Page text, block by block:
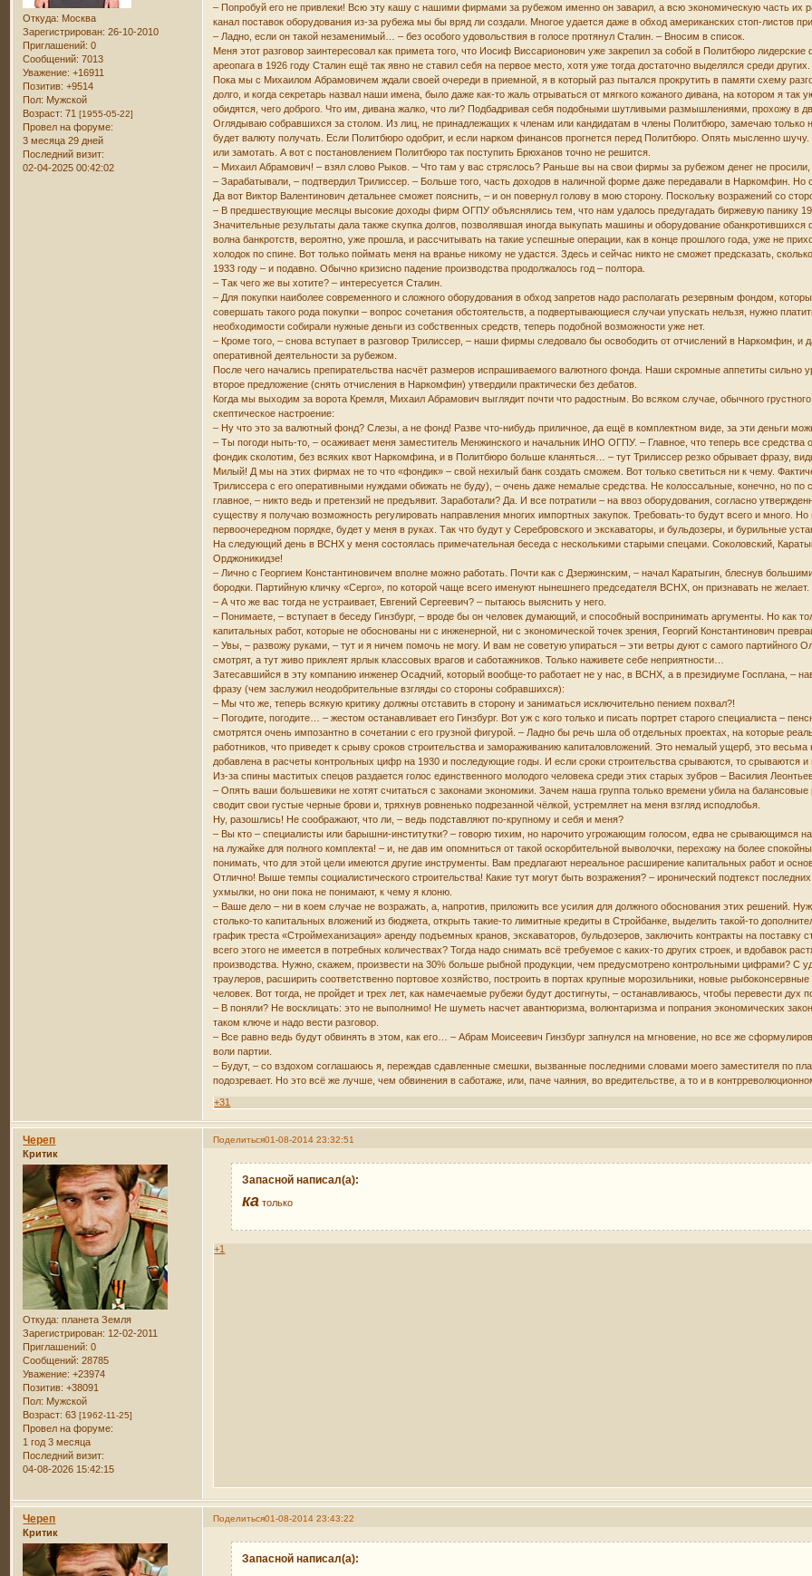
Откуда: Москва
Зарегистрирован: 26-10-2010
Приглашений: 0
Сообщений: 7013
Уважение: +16911
Позитив: +9514
Пол: Мужской
Возраст: 71[1955-05-22]
Провел на форуме:
3 месяца 29 дней
Последний визит:
02-04-2025 00:42:02
– Попробуй его не привлеки! Всю эту кашу с нашими фирмами за рубежом именно он заварил, а всю экономическую часть их
канал поставок оборудования из-за рубежа мы бы вряд ли создали. Многое удается даже в обход американских стоп-листов
– Ладно, если он такой незаменимый… – без особого удовольствия в голосе протянул Сталин. – Вносим в список.
Меня этот разговор заинтересовал как примета того, что Иосиф Виссарионович уже закрепил за собой в Политбюро
ареопага в 1926 году Сталин ещё так явно не ставил себя на первое место, хотя уже тогда достаточно выделялся среди
Пока мы с Михаилом Абрамовичем ждали своей очереди в приемной, я в который раз пытался прокрутить в памяти схему
долго, и когда секретарь назвал наши имена, было даже как-то жаль отрываться от мягкого кожаного дивана, на котором я
обидятся, чего доброго. Что им, дивана жалко, что ли? Подбадривая себя подобными шутливыми размышлениями, прохожу в
Оглядываю собравшихся за столом. Из лиц, не принадлежащих к членам или кандидатам в члены Политбюро, замечаю
будет валюту получать. Если Политбюро одобрит, и если нарком финансов прогнется перед Политбюро. Опять мысленно
или замотать. А вот с постановлением Политбюро так поступить Брюханов точно не решится.
– Михаил Абрамович! – взял слово Рыков. – Что там у вас стряслось? Раньше вы на свои фирмы за рубежом денег не
– Зарабатывали, – подтвердил Трилиссер. – Больше того, часть доходов в наличной форме даже передавали в Наркомфин. Но
Да вот Виктор Валентинович детальнее сможет пояснить, – и он повернул голову в мою сторону. Поскольку возражений со
– В предшествующие месяцы высокие доходы фирм ОГПУ объяснялись тем, что нам удалось предугадать биржевую панику
Значительные результаты дала также скупка долгов, позволявшая иногда выкупать машины и оборудование
волна банкротств, вероятно, уже прошла, и рассчитывать на такие успешные операции, как в конце прошлого года, уже не
холодок по спине. Вот только поймать меня на вранье никому не удастся. Здесь и сейчас никто не сможет предсказать,
1933 году – и подавно. Обычно кризисно падение производства продолжалось год – полтора.
– Так чего же вы хотите? – интересуется Сталин.
– Для покупки наиболее современного и сложного оборудования в обход запретов надо располагать резервным фондом,
совершать такого рода покупки – вопрос сочетания обстоятельств, а подвертывающиеся случаи упускать нельзя, нужно
необходимости собирали нужные деньги из собственных средств, теперь подобной возможности уже нет.
– Кроме того, – снова вступает в разговор Трилиссер, – наши фирмы следовало бы освободить от отчислений в Наркомфин,
оперативной деятельности за рубежом.
После чего начались препирательства насчёт размеров испрашиваемого валютного фонда. Наши скромные аппетиты сильно
второе предложение (снять отчисления в Наркомфин) утвердили практически без дебатов.
Когда мы выходим за ворота Кремля, Михаил Абрамович выглядит почти что радостным. Во всяком случае, обычного
скептическое настроение:
– Ну что это за валютный фонд? Слезы, а не фонд! Разве что-нибудь приличное, да ещё в комплектном виде, за эти деньги
– Ты погоди ныть-то, – осаживает меня заместитель Менжинского и начальник ИНО ОГПУ. – Главное, что теперь все
фондик сколотим, без всяких квот Наркомфина, и в Политбюро больше кланяться… – тут Трилиссер резко обрывает фразу,
Милый! Д мы на этих фирмах не то что «фондик» – свой нехилый банк создать сможем. Вот только светиться ни к чему.
Трилиссера с его оперативными нуждами обижать не буду), – очень даже немалые средства. Не колоссальные, конечно, но
главное, – никто ведь и претензий не предъявит. Заработали? Да. И все потратили – на ввоз оборудования, согласно
существу я получаю возможность регулировать направления многих импортных закупок. Требовать-то будут всего и много.
первоочередном порядке, будет у меня в руках. Так что будут у Серебровского и экскаваторы, и бульдозеры, и бурильные
На следующий день в ВСНХ у меня состоялась примечательная беседа с несколькими старыми спецами. Соколовский,
Орджоникидзе!
– Лично с Георгием Константиновичем вполне можно работать. Почти как с Дзержинским, – начал Каратыгин, блеснув
бородки. Партийную кличку «Серго», по которой чаще всего именуют нынешнего председателя ВСНХ, он признавать не
– А что же вас тогда не устраивает, Евгений Сергеевич? – пытаюсь выяснить у него.
– Понимаете, – вступает в беседу Гинзбург, – вроде бы он человек думающий, и способный воспринимать аргументы. Но как
капитальных работ, которые не обоснованы ни с инженерной, ни с экономической точек зрения, Георгий Константинович
– Увы, – развожу руками, – тут и я ничем помочь не могу. И вам не советую упираться – эти ветры дуют с самого партийного
смотрят, а тут живо приклеят ярлык классовых врагов и саботажников. Только наживете себе неприятности…
Затесавшийся в эту компанию инженер Осадчий, который вообще-то работает не у нас, в ВСНХ, а в президиуме Госплана, –
фразу (чем заслужил неодобрительные взгляды со стороны собравшихся):
– Мы что же, теперь всякую критику должны отставить в сторону и заниматься исключительно пением похвал?!
– Погодите, погодите… – жестом останавливает его Гинзбург. Вот уж с кого только и писать портрет старого специалиста –
смотрятся очень импозантно в сочетании с его грузной фигурой. – Ладно бы речь шла об отдельных проектах, на которые
работников, что приведет к срыву сроков строительства и замораживанию капиталовложений. Это немалый ущерб, это
добавлена в расчеты контрольных цифр на 1930 и последующие годы. И если сроки строительства срываются, то срываются
Из-за спины маститых спецов раздается голос единственного молодого человека среди этих старых зубров – Василия
– Опять ваши большевики не хотят считаться с законами экономики. Зачем наша группа только времени убила на
сводит свои густые черные брови и, тряхнув ровненько подрезанной чёлкой, устремляет на меня взгляд исподлобья.
Ну, разошлись! Не соображают, что ли, – ведь подставляют по-крупному и себя и меня?
– Вы кто – специалисты или барышни-институтки? – говорю тихим, но нарочито угрожающим голосом, едва не срывающимся
на лужайке для полного комплекта! – и, не дав им опомниться от такой оскорбительной выволочки, перехожу на более
понимать, что для этой цели имеются другие инструменты. Вам предлагают нереальное расширение капитальных работ и
Отлично! Выше темпы социалистического строительства! Какие тут могут быть возражения? – иронический подтекст
ухмылки, но они пока не понимают, к чему я клоню.
– Ваше дело – ни в коем случае не возражать, а, напротив, приложить все усилия для должного обоснования этих решений.
столько-то капитальных вложений из бюджета, открыть такие-то лимитные кредиты в Стройбанке, выделить такой-то
график треста «Строймеханизация» аренду подъемных кранов, экскаваторов, бульдозеров, заключить контракты на
всего этого не имеется в потребных количествах? Тогда надо снимать всё требуемое с каких-то других строек, и вдобавок
производства. Нужно, скажем, произвести на 30% больше рыбной продукции, чем предусмотрено контрольными цифрами? С
траулеров, расширить соответственно портовое хозяйство, построить в портах крупные морозильники, новые
человек. Вот тогда, не пройдет и трех лет, как намечаемые рубежи будут достигнуты, – останавливаюсь, чтобы перевести дух
– В поняли? Не восклицать: это не выполнимо! Не шуметь насчет авантюризма, волюнтаризма и попрания экономических
таком ключе и надо вести разговор.
– Все равно ведь будут обвинять в этом, как его… – Абрам Моисеевич Гинзбург запнулся на мгновение, но все же
воли партии.
– Будут, – со вздохом соглашаюсь я, переждав сдавленные смешки, вызванные последними словами моего заместителя по
подозревает. Но это всё же лучше, чем обвинения в саботаже, или, паче чаяния, во вредительстве, а то и в
+31
Поделиться01-08-2014 23:32:51
Череп
Критик
Откуда: планета Земля
Зарегистрирован: 12-02-2011
Приглашений: 0
Сообщений: 28785
Уважение: +23974
Позитив: +38091
Пол: Мужской
Возраст: 63[1962-11-25]
Провел на форуме:
1 год 3 месяца
Последний визит:
04-08-2026 15:42:15
Запасной написал(а):
ка только
+1
Поделиться01-08-2014 23:43:22
Череп
Критик
Запасной написал(а):